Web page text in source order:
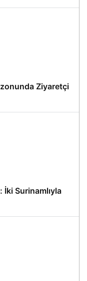
Ziyaretçi
İki Surinamlıyla